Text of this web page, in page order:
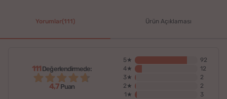
Yorumlar(111) Ürün Açıklaması
111 Değerlendirmede:
4,7 Puan
5★
92
4★
12
3★
2
2★
2
1★
3